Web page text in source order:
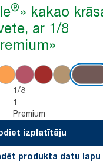
®» kakao
ar 1/8
1/8
1
Premium
izplatītāju
produkta datu lapu